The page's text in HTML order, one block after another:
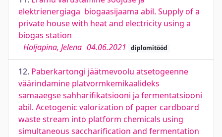
elektrienergiaga biogaasijaama abil. Supply of a
private house with heat and electricity using a
biogas station
Holjapina, Jelena 04.06.2021 diplomitööd
12. Paberkartongi jäätmevoolu atsetogeenne
väärindamine platvormkemikaalideks
samaaegse sahharifikatsiooni ja fermentatsiooni
abil. Acetogenic valorization of paper cardboard
waste stream into platform chemicals using
simultaneous saccharification and fermentation